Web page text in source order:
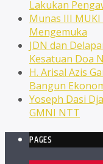
Lakukan
Munas III
Mengemuka
JDN dan
Kesatuan Doa
H. Arisal Azis
Bangun
Yoseph Dasi
GMNI NTT
PAGES